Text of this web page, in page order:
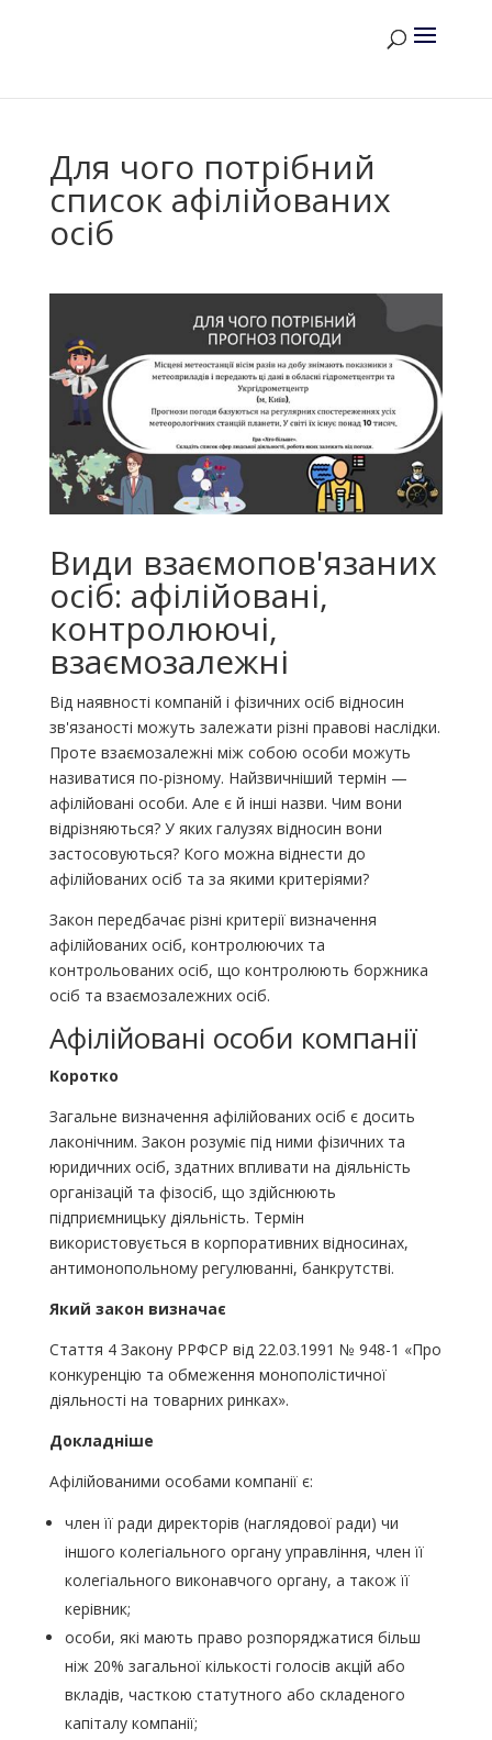
Для чого потрібний
список афілійованих
осіб
Види взаємопов'язаних
осіб: афілійовані,
контролюючі,
взаємозалежні
Від наявності компаній і фізичних осіб відносин
зв'язаності можуть залежати різні правові наслідки.
Проте взаємозалежні між собою особи можуть
називатися по-різному. Найзвичніший термін —
афілійовані особи. Але є й інші назви. Чим вони
відрізняються? У яких галузях відносин вони
застосовуються? Кого можна віднести до
афілійованих осіб та за якими критеріями?
Закон передбачає різні критерії визначення
афілійованих осіб, контролюючих та
контрольованих осіб, що контролюють боржника
осіб та взаємозалежних осіб.
Афілійовані особи компанії
Коротко
Загальне визначення афілійованих осіб є досить
лаконічним. Закон розуміє під ними фізичних та
юридичних осіб, здатних впливати на діяльність
організацій та фізосіб, що здійснюють
підприємницьку діяльність. Термін
використовується в корпоративних відносинах,
антимонопольному регулюванні, банкрутстві.
Який закон визначає
Стаття 4 Закону РРФСР від 22.03.1991 № 948-1 «Про
конкуренцію та обмеження монополістичної
діяльності на товарних ринках».
Докладніше
Афілійованими особами компанії є:
член її ради директорів (наглядової ради) чи
іншого колегіального органу управління, член її
колегіального виконавчого органу, а також її
керівник;
особи, які мають право розпоряджатися більш
ніж 20% загальної кількості голосів акцій або
вкладів, часткою статутного або складеного
капіталу компанії;